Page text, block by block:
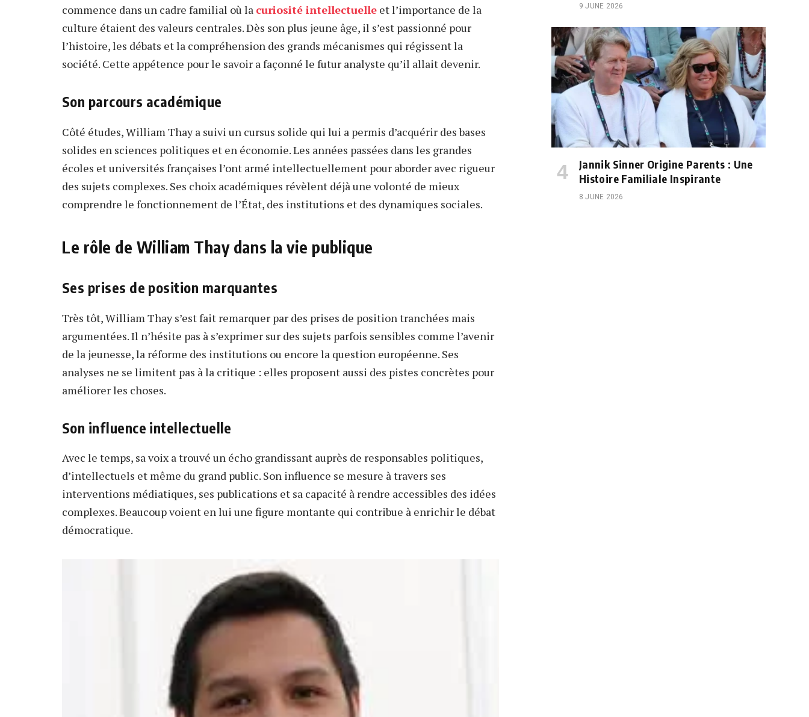
commence dans un cadre familial où la curiosité intellectuelle et l’importance de la
culture étaient des valeurs centrales. Dès son plus jeune âge, il s’est passionné pour
l’histoire, les débats et la compréhension des grands mécanismes qui régissent la
société. Cette appétence pour le savoir a façonné le futur analyste qu’il allait devenir.
Son parcours académique
Côté études, William Thay a suivi un cursus solide qui lui a permis d’acquérir des bases
solides en sciences politiques et en économie. Les années passées dans les grandes
écoles et universités françaises l’ont armé intellectuellement pour aborder avec rigueur
des sujets complexes. Ses choix académiques révèlent déjà une volonté de mieux
comprendre le fonctionnement de l’État, des institutions et des dynamiques sociales.
Le rôle de William Thay dans la vie publique
Ses prises de position marquantes
Très tôt, William Thay s’est fait remarquer par des prises de position tranchées mais
argumentées. Il n’hésite pas à s’exprimer sur des sujets parfois sensibles comme l’avenir
de la jeunesse, la réforme des institutions ou encore la question européenne. Ses
analyses ne se limitent pas à la critique : elles proposent aussi des pistes concrètes pour
améliorer les choses.
Son influence intellectuelle
Avec le temps, sa voix a trouvé un écho grandissant auprès de responsables politiques,
d’intellectuels et même du grand public. Son influence se mesure à travers ses
interventions médiatiques, ses publications et sa capacité à rendre accessibles des idées
complexes. Beaucoup voient en lui une figure montante qui contribue à enrichir le débat
démocratique.
9 JUNE 2026
Jannik Sinner Origine Parents : Une
Histoire Familiale Inspirante
8 JUNE 2026